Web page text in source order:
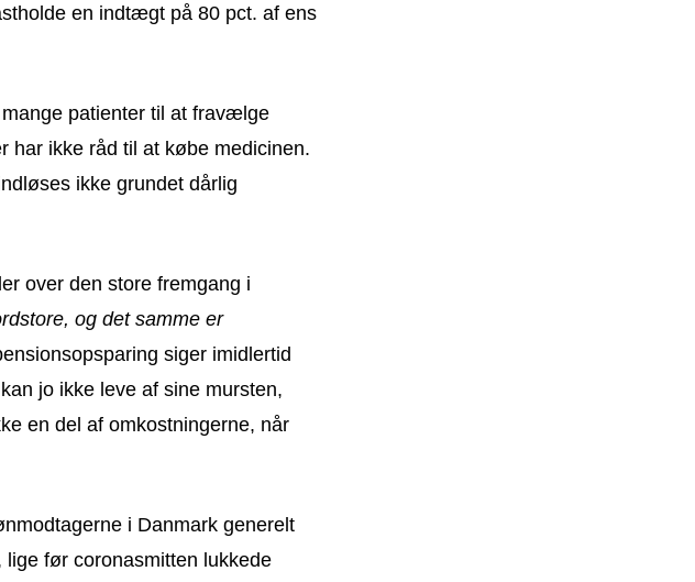
en indtægt på 80 pct. af ens
patienter til at fravælge
har ikke råd til at købe medicinen.
ikke grundet dårlig
over den store fremgang i
og det samme er
siger imidlertid
jo ikke leve af sine mursten,
en del af omkostningerne, når
i Danmark generelt
før coronasmitten lukkede